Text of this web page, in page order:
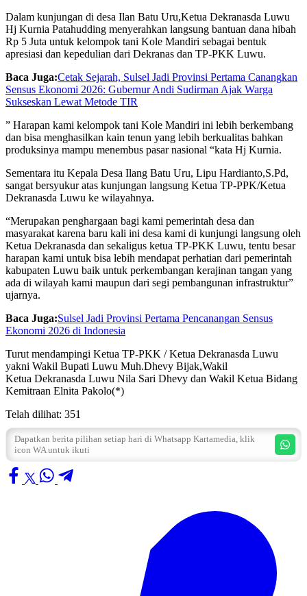
Dalam kunjungan di desa Ilan Batu Uru,Ketua Dekranasda Luwu
Hj Kurnia Patahudding menyerahkan langsung bantuan dana hibah
Rp 5 Juta untuk kelompok tani Kole Mandiri sebagai bentuk
apresiasi dan kepedulian dari Dekranas dan TP-PKK Luwu.
Baca Juga:Cetak Sejarah, Sulsel Jadi Provinsi Pertama Canangkan
Sensus Ekonomi 2026: Gubernur Andi Sudirman Ajak Warga
Sukseskan Lewat Metode TIR
” Harapan kami kelompok tani Kole Mandiri ini lebih berkembang
dan bisa menghasilkan kain tenun yang lebih berkualitas bahkan
produksinya mampu menembus pasar nasional “kata Hj Kurnia.
Sementara itu Kepala Desa Ilang Batu Uru, Lipu Hardianto,S.Pd,
sangat bersyukur atas kunjungan langsung Ketua TP-PPK/Ketua
Dekranasda Luwu ke wilayahnya.
“Merupakan penghargaan bagi kami pemerintah desa dan
masyarakat karena baru kali ini desa kami di kunjungi langsung oleh
Ketua Dekranasda dan sekaligus ketua TP-PKK Luwu, tentu besar
harapan kami untuk bisa lebih mendapat perhatian dari pemerintah
kabupaten Luwu baik untuk perkembangan kerajinan tangan yang
ada di wilayah kami maupun dari segi pembangunan infrastruktur”
ujarnya.
Baca Juga:Sulsel Jadi Provinsi Pertama Pencanangan Sensus
Ekonomi 2026 di Indonesia
Turut mendampingi Ketua TP-PKK / Ketua Dekranasda Luwu
yakni Wakil Bupati Luwu Muh.Dhevy Bijak,Wakil
Ketua Dekranasda Luwu Nila Sari Dhevy dan Wakil Ketua Bidang
Kemitraan Elnita Pakolo(*)
Telah dilihat: 351
Dapatkan berita pilihan setiap hari di Whatsapp Kartamedia, klik
icon WA untuk ikuti